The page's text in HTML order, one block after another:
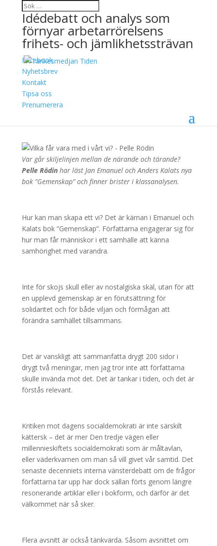
Idédebatt och analys som
förnyar arbetarrörelsens
frihets- och jämlikhetssträvan
Facebook
Nyhetsbrev
Kontakt
Tipsa oss
Prenumerera
Vilka får vara med i vårt
vi?
31 maj, 2024
Var går skiljelinjen mellan de närande och tärande?
Pelle Rödinhar läst Jan Emanuel och Anders Kalats nya
bok ”Gemenskap” och finner brister i klassanalysen.
Hur kan man skapa ett vi? Det är kärnan i Emanuel och
Kalats bok ”Gemenskap”. Författarna engagerar sig för
hur man får människor i ett samhälle att känna
samhörighet med varandra.
Inte för skojs skull eller av nostalgiska skäl, utan för att
en upplevd gemenskap är en förutsättning för
solidaritet och för både viljan och förmågan att
förändra samhället tillsammans.
Det är vanskligt att sammanfatta drygt 200 sidor i
drygt två meningar, men jag tror inte att författarna
skulle invända mot det. Det är tankar i tiden, och det är
förstås relevant.
Kritiken mot dagens socialdemokrati är inte särskilt
kättersk – det är mer Den tredje vägen eller
millennieskiftets socialdemokrati som är måltavlan,
eller väderkvarnen om man så vill givet vår samtid. Det
senaste decenniets interna vänsterdebatt om de frågor
författarna tar upp har dock sällan förts genom längre
resonerande artiklar eller i bokform, och därför är det
välkommet när så sker.
Flera avsnitt är också tänkvärda. Såsom avsnittet om